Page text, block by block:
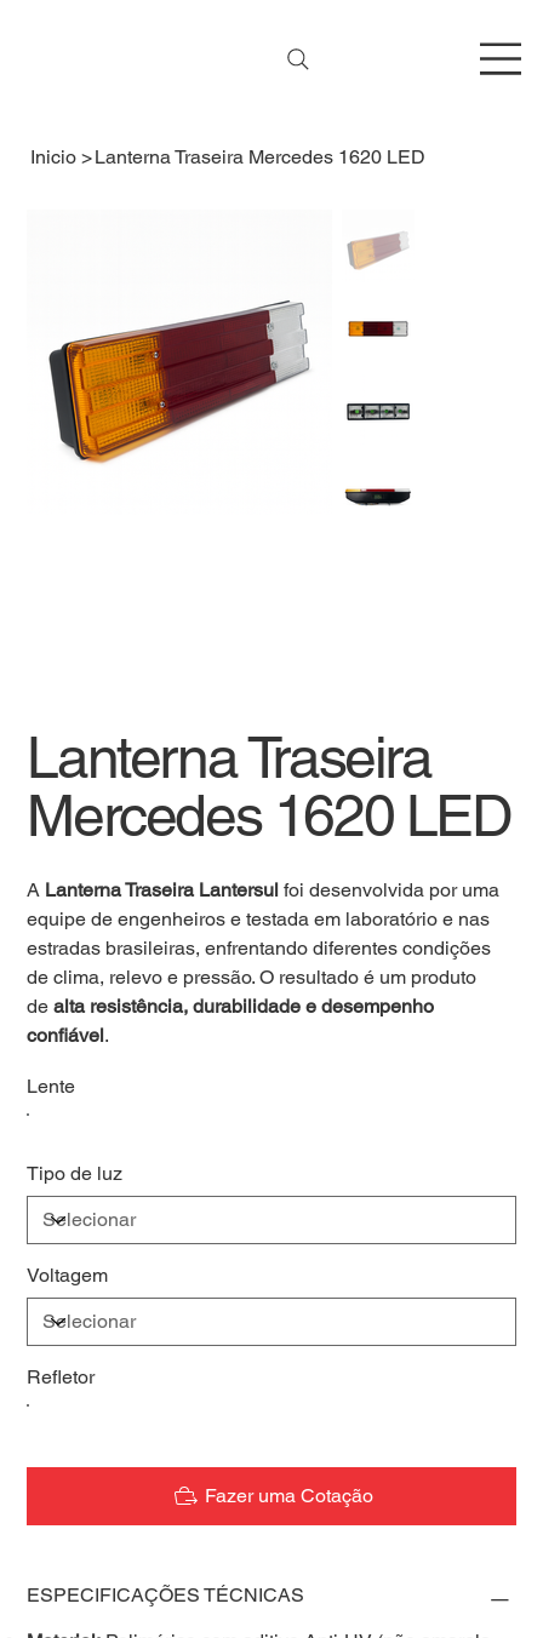
Inicio >Lanterna Traseira Mercedes 1620 LED
Lanterna Traseira
Mercedes 1620 LED
A Lanterna Traseira Lantersul foi desenvolvida por uma
equipe de engenheiros e testada em laboratório e nas
estradas brasileiras, enfrentando diferentes condições
de clima, relevo e pressão. O resultado é um produto
dealta resistência, durabilidade e desempenho
confiável.
Lente
Tipo de luz
Voltagem
Refletor
Fazer uma Cotação
ESPECIFICAÇÕES TÉCNICAS